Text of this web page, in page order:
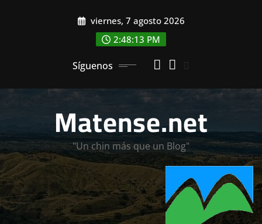
viernes, 7 agosto 2026
2:48:15 PM
Síguenos
Matense.net
"Un chin más que un Blog"